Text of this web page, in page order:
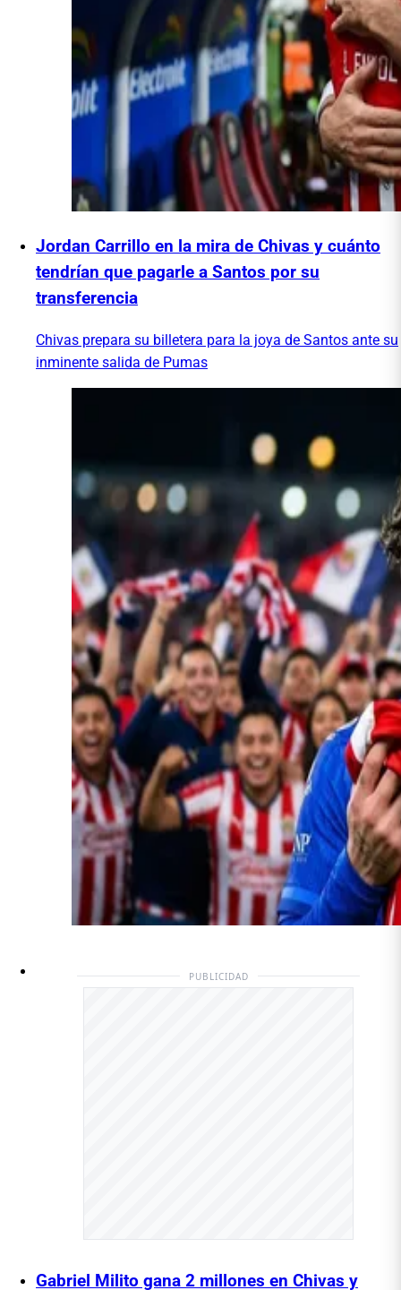
Jordan Carrillo en la mira de Chivas y cuánto
tendrían que pagarle a Santos por su
transferencia
Chivas prepara su billetera para la joya de Santos ante su
inminente salida de Pumas
PUBLICIDAD
Gabriel Milito gana 2 millones en Chivas y